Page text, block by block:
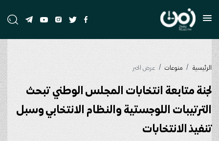
الرئيسية منوعات عرض الخبر
لجنة متابعة انتخابات المجلس الوطني تبحث
الترتيبات اللوجستية والنظام الانتخابي وسبل
تنفيذ الانتخابات